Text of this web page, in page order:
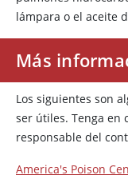
lámpara o el aceite
Más
Los siguientes son
ser útiles. Tenga en
responsable del
America's Poison